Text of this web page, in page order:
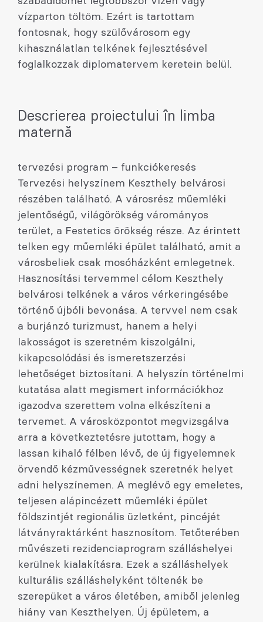
vízparton töltöm. Ezért is tartottam
fontosnak, hogy szülővárosom egy
kihasználatlan telkének fejlesztésével
foglalkozzak diplomatervem keretein belül.
Descrierea proiectului în limba
maternă
tervezési program – funkciókeresés
Tervezési helyszínem Keszthely belvárosi
részében található. A városrész műemléki
jelentőségű, világörökség várományos
terület, a Festetics örökség része. Az érintett
telken egy műemléki épület található, amit a
városbeliek csak mosóházként emlegetnek.
Hasznosítási tervemmel célom Keszthely
belvárosi telkének a város vérkeringésébe
történő újbóli bevonása. A tervvel nem csak
a burjánzó turizmust, hanem a helyi
lakosságot is szeretném kiszolgálni,
kikapcsolódási és ismeretszerzési
lehetőséget biztosítani. A helyszín történelmi
kutatása alatt megismert információkhoz
igazodva szerettem volna elkészíteni a
tervemet. A városközpontot megvizsgálva
arra a következtetésre jutottam, hogy a
lassan kihaló félben lévő, de új figyelemnek
örvendő kézművességnek szeretnék helyet
adni helyszínemen. A meglévő egy emeletes,
teljesen alápincézett műemléki épület
földszintjét regionális üzletként, pincéjét
látványraktárként hasznosítom. Tetőterében
művészeti rezidenciaprogram szálláshelyei
kerülnek kialakításra. Ezek a szálláshelyek
kulturális szálláshelyként töltenék be
szerepüket a város életében, amiből jelenleg
hiány van Keszthelyen. Új épületem, a